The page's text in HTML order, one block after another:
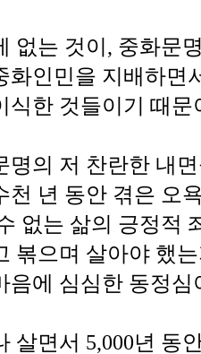
없는 것이, 중화문
화인민을 지배하면
식한 것들이기 때문
명의 저 찬란한 내
천 년 동안 겪은 오
없는 삶의 긍정적
볶으며 살아야 했
음에 심심한 동정심
살면서 5,000년 동